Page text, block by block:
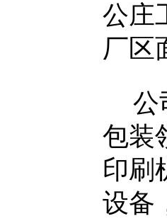
公庄
厂区
公
包装
印刷
设备